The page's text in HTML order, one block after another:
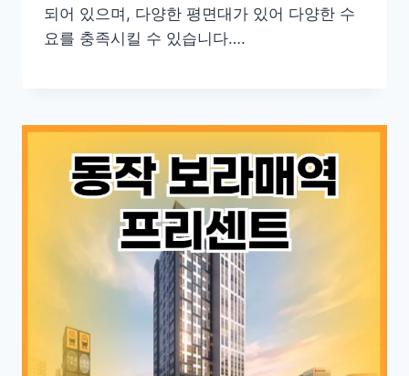
되어 있으며, 다양한 평면대가 있어 다양한 수
요를 충족시킬 수 있습니다….